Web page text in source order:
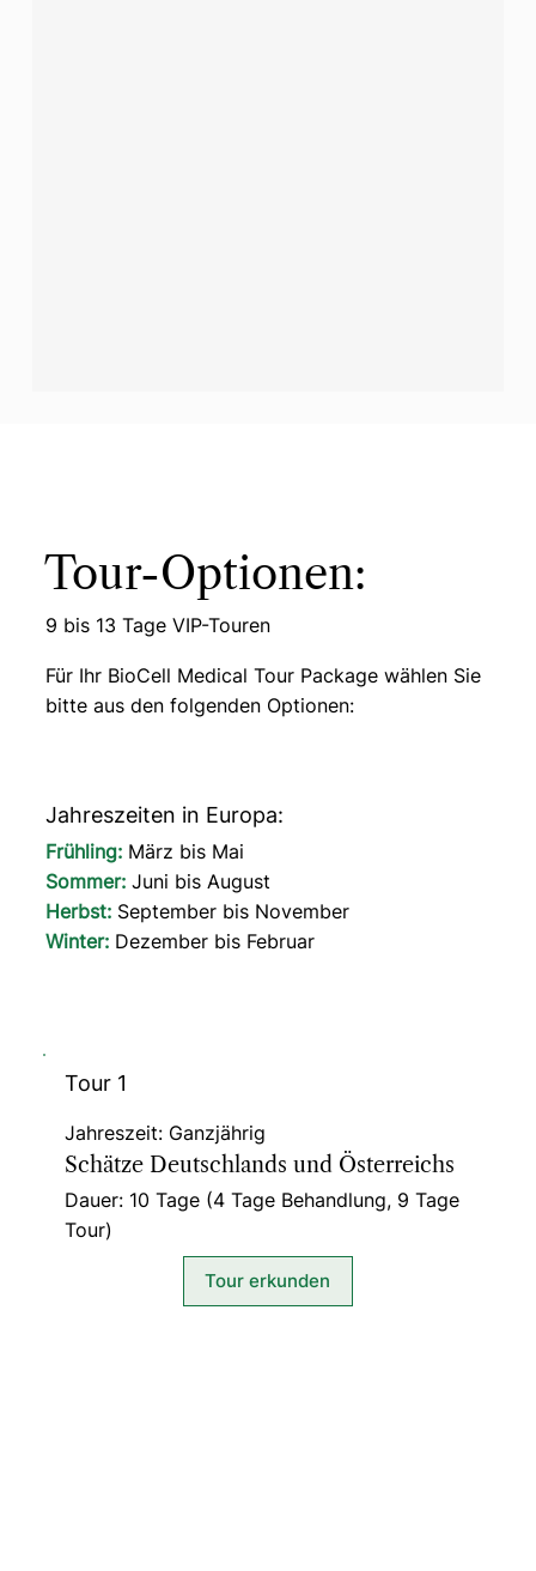
Tour 1
Jahreszeit: Ganzjährig
Schätze Deutschlands und Österreichs
Dauer: 10 Tage (4 Tage Behandlung, 9 Tage
Tour)
Tour erkunden
Tour-Optionen:
9 bis 13 Tage VIP-Touren
Für Ihr BioCell Medical Tour Package wählen Sie
bitte aus den folgenden Optionen:
Jahreszeiten in Europa:
Frühling: März bis Mai
Sommer: Juni bis August
Herbst: September bis November
Winter:Dezember bis Februar